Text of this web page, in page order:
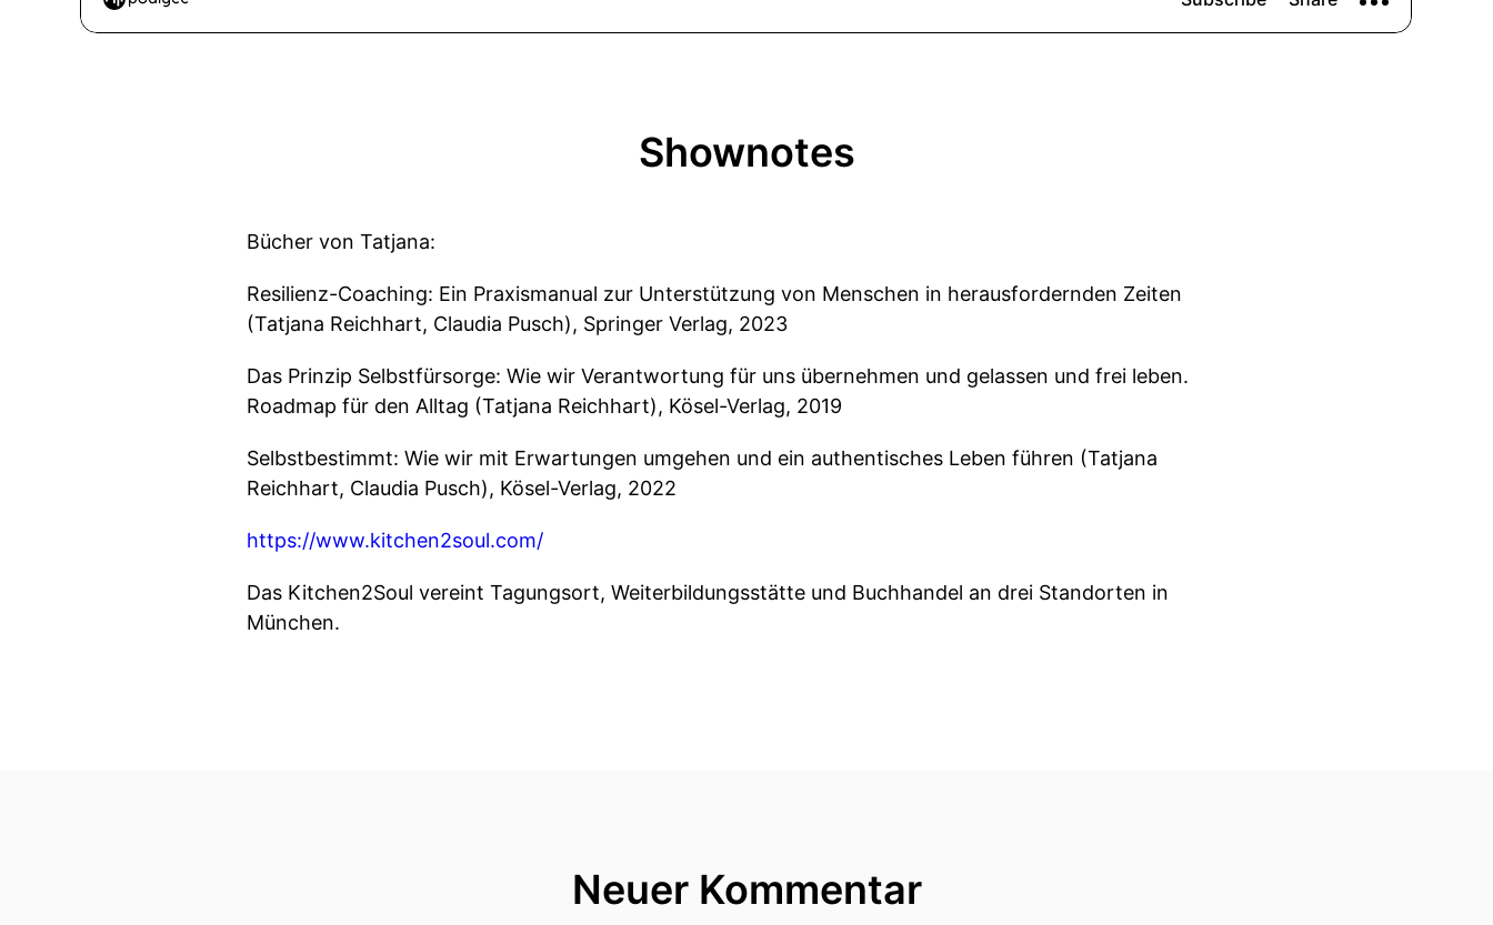
Shownotes
Bücher von Tatjana:
Resilienz-Coaching: Ein Praxismanual zur Unterstützung von Menschen in herausfordernden Zeiten
(Tatjana Reichhart, Claudia Pusch), Springer Verlag, 2023
Das Prinzip Selbstfürsorge: Wie wir Verantwortung für uns übernehmen und gelassen und frei leben.
Roadmap für den Alltag (Tatjana Reichhart), Kösel-Verlag, 2019
Selbstbestimmt: Wie wir mit Erwartungen umgehen und ein authentisches Leben führen (Tatjana
Reichhart, Claudia Pusch), Kösel-Verlag, 2022
https://www.kitchen2soul.com/
Das Kitchen2Soul vereint Tagungsort, Weiterbildungsstätte und Buchhandel an drei Standorten in
München.
Neuer Kommentar